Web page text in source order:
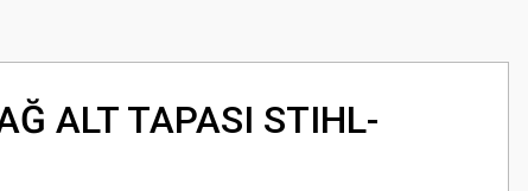
ALT TAPASI STIHL-